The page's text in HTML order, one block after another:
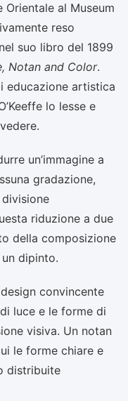
al Museum
reso
suo libro del 1899
Notan and Color.
educazione artistica
lo lesse e
un’immagine a
gradazione,
riduzione a due
della composizione
dipinto.
convincente
luce e le forme di
visiva. Un notan
le forme chiare e
distribuite